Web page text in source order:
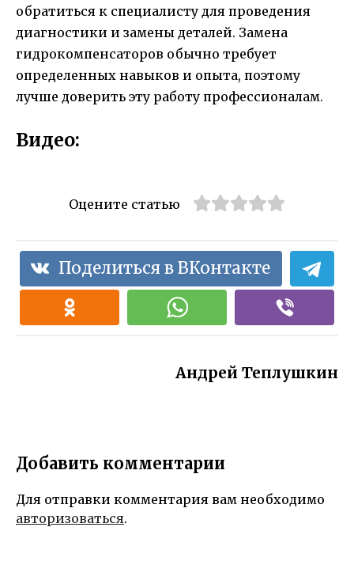
обратиться к специалисту для проведения
диагностики и замены деталей. Замена
гидрокомпенсаторов обычно требует
определенных навыков и опыта, поэтому
лучше доверить эту работу профессионалам.
Видео:
Оцените статью
Поделиться в ВКонтакте
Андрей Теплушкин
Добавить комментарии
Для отправки комментария вам необходимо
авторизоваться.